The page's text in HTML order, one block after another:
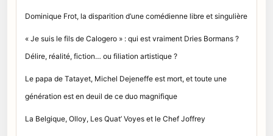
Dominique Frot, la disparition d’une comédienne libre et singulière
« Je suis le fils de Calogero » : qui est vraiment Dries Bormans ?
Délire, réalité, fiction… ou filiation artistique ?
Le papa de Tatayet, Michel Dejeneffe est mort, et toute une
génération est en deuil de ce duo magnifique
La Belgique, Olloy, Les Quat’ Voyes et le Chef Joffrey